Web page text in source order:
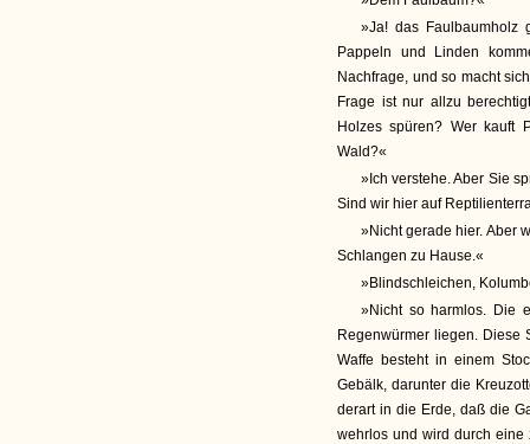
»Ja! das Faulbaumholz
Pappeln und Linden
Nachfrage, und so macht
Frage ist nur allzu
Holzes spüren? Wer kauft
Wald?«
»Ich verstehe. Aber Sie
Sind wir hier auf
»Nicht gerade hier. Aber
Schlangen zu Hause.«
»Blindschleichen,
»Nicht so harmlos. Die
Regenwürmer liegen. Diese
Waffe besteht in einem
Gebälk, darunter die
derart in die Erde, daß die
wehrlos und wird durch eine